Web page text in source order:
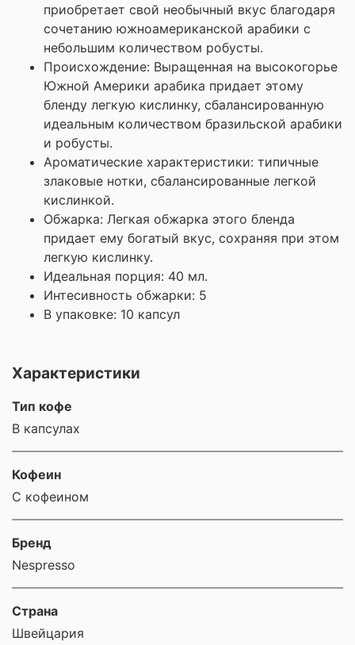
приобретает свой необычный вкус благодаря
сочетанию южноамериканской арабики с
небольшим количеством робусты.
Происхождение: Выращенная на высокогорье
Южной Америки арабика придает этому
бленду легкую кислинку, сбалансированную
идеальным количеством бразильской арабики
и робусты.
Ароматические характеристики: типичные
злаковые нотки, сбалансированные легкой
кислинкой.
Обжарка: Легкая обжарка этого бленда
придает ему богатый вкус, сохраняя при этом
легкую кислинку.
Идеальная порция: 40 мл.
Интесивность обжарки: 5
В упаковке: 10 капсул
Характеристики
Тип кофе
В капсулах
Кофеин
С кофеином
Бренд
Nespresso
Страна
Швейцария